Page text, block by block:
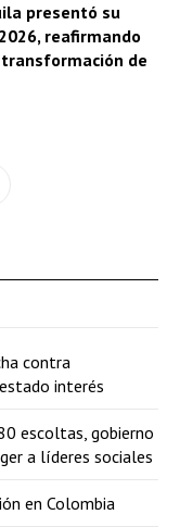
presentó su
reafirmando
de
contra
interés
escoltas, gobierno
a líderes sociales
en Colombia